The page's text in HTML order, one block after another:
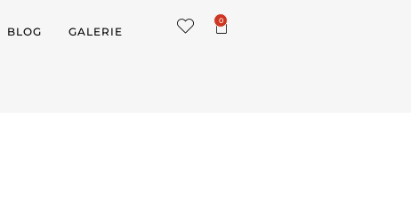
BLOG GALERIE
0